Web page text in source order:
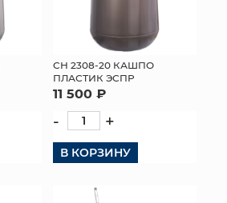
СН 2308-20 КАШПО
ПЛАСТИК ЭСПР
11 500 ₽
- +
В КОРЗИНУ